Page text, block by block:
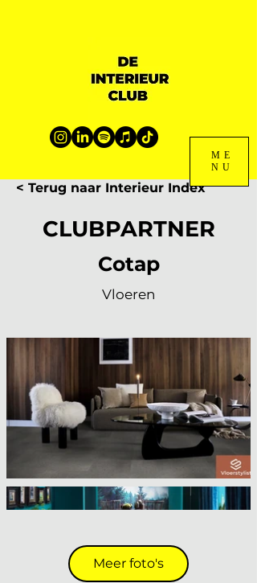
ME
NU
< Terug naar Interieur Index
CLUBPARTNER
Cotap
Vloeren
Meer foto's